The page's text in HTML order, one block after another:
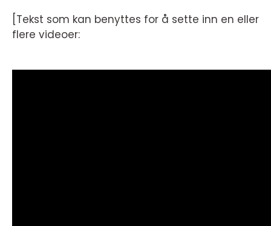
[Tekst som kan benyttes for å sette inn en eller
flere videoer: